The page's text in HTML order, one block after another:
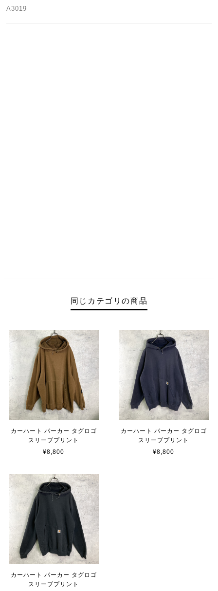
A3019
同じカテゴリの商品
カーハート パーカー タグロゴ
スリーブプリント
¥8,800
カーハート パーカー タグロゴ
スリーブプリント
¥8,800
カーハート パーカー タグロゴ
スリーブプリント